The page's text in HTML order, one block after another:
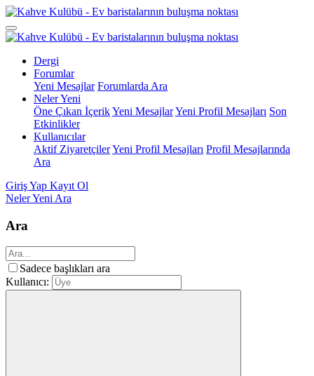
Dergi
Forumlar
Yeni Mesajlar Forumlarda Ara
Neler Yeni
Öne Çıkan İçerikYeni MesajlarYeni Profil Mesajları Son
Etkinlikler
Kullanıcılar
Aktif ZiyaretçilerYeni Profil Mesajları Profil Mesajlarında
Ara
Giriş Yap Kayıt Ol
Neler Yeni Ara
Ara
Sadece başlıkları ara
Kullanıcı: